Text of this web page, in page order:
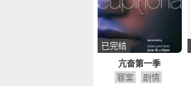
亢奋第一季
已完结
罪案 剧情